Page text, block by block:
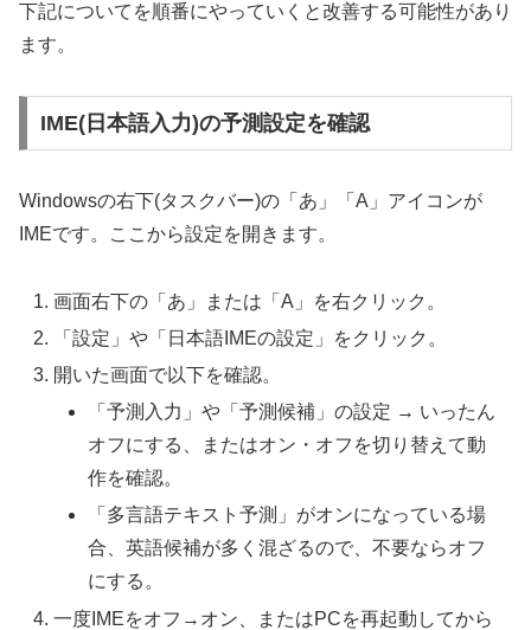
下記についてを順番にやっていくと改善する可能性があり
ます。
IME(日本語入力)の予測設定を確認
Windowsの右下(タスクバー)の「あ」「A」アイコンが
IMEです。ここから設定を開きます。
画面右下の「あ」または「A」を右クリック。
「設定」や「日本語IMEの設定」をクリック。
開いた画面で以下を確認。
「予測入力」や「予測候補」の設定 → いったん
オフにする、またはオン・オフを切り替えて動
作を確認。
「多言語テキスト予測」がオンになっている場
合、英語候補が多く混ざるので、不要ならオフ
にする。
一度IMEをオフ→オン、またはPCを再起動してから